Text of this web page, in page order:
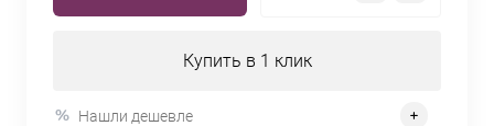
Купить в 1 клик
Нашли дешевле